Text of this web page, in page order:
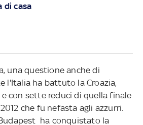
di casa
una questione anche di
l'Italia ha battuto la Croazia,
con sette reduci di quella finale
che fu nefasta agli azzurri.
ha conquistato la